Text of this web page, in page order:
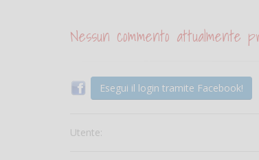
Nessun commento attualmente
Esegui il login tramite Facebook!
Utente: